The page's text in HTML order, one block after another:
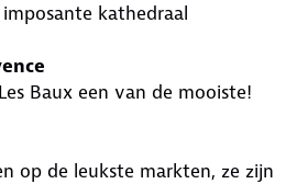
kathedraal
Baux een van de mooiste!
op de leukste markten, ze zijn